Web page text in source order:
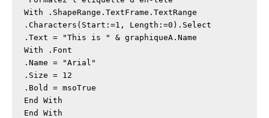
With .ShapeRange.TextFrame.TextRange
.Characters(Start:=1, Length:=0).Select
.Text = "This is " & graphiqueA.Name
With .Font
.Name = "Arial"
.Size = 12
.Bold = msoTrue
End With
End With